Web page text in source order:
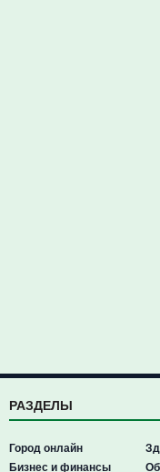
РАЗДЕЛЫ
Город онлайн
Бизнес и финансы